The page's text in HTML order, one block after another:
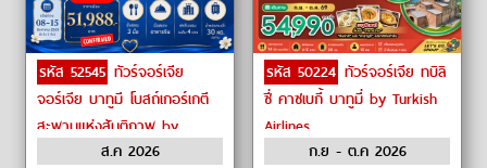
รหัส 52545 ทัวร์จอร์เจีย
จอร์เจีย บาทูมี โบสถ์เกอร์เกตี
สะพานแห่งสันติภาพ by
Turkish Airlines
ส.ค 2026
รหัส 50224 ทัวร์จอร์เจีย ทบิลิ
ซี่ คาซเบกี้ บาทูมี่ by Turkish
Airlines
ก.ย - ต.ค 2026